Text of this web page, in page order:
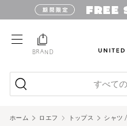
BRAND
すべて
ホーム ロエフ トップス シャツ